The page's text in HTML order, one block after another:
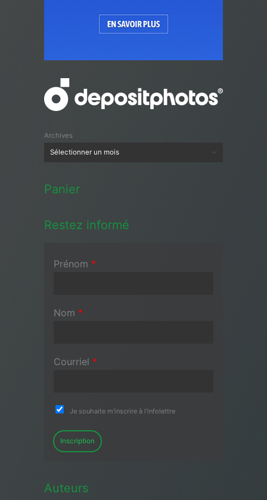
Archives
Panier
Restez informé
Prénom *
Nom *
Courriel *
Je souhaite m'inscrire à l'infolettre
Inscription
Auteurs